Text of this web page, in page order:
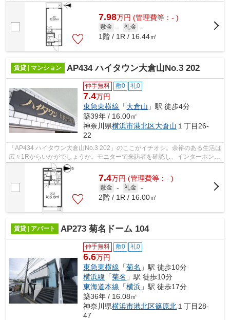
がなくなるモニター付きインターホン...
7.98万円 (管理費等：- )
敷金 - 礼金 -
1階 / 1R / 16.44㎡
賃貸 | マンション AP434 ハイタウン大倉山No.3 202
仲手無料 敷0 礼0
7.4万円
東急東横線 「大倉山 」駅 徒歩4分
築39年 / 16.00㎡
神奈川県横浜市港北区大倉山 １丁目26-
22
「AP434 ハイタウン大倉山No.3 202」のここがイチオシ。余裕のある生活は
広々1Rからいかがでしょうか。モニターで来訪者を確認し、インターホンで
対面せずに会話することができます。...
7.4万円 (管理費等：- )
敷金 - 礼金 -
2階 / 1R / 16.00㎡
賃貸 | アパート AP273 菊名ドーム 104
仲手無料 敷0 礼0
6.6万円
東急東横線 「菊名 」駅 徒歩10分
横浜線 「菊名 」駅 徒歩10分
東海道本線 「横浜 」駅 徒歩17分
築36年 / 16.08㎡
神奈川県横浜市港北区篠原北 １丁目28-
47